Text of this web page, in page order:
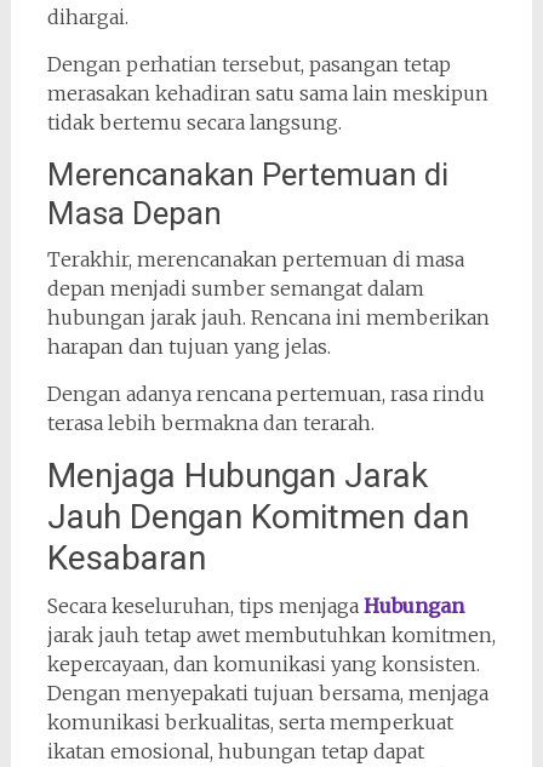
dihargai.
Dengan perhatian tersebut, pasangan tetap
merasakan kehadiran satu sama lain meskipun
tidak bertemu secara langsung.
Merencanakan Pertemuan di
Masa Depan
Terakhir, merencanakan pertemuan di masa
depan menjadi sumber semangat dalam
hubungan jarak jauh. Rencana ini memberikan
harapan dan tujuan yang jelas.
Dengan adanya rencana pertemuan, rasa rindu
terasa lebih bermakna dan terarah.
Menjaga Hubungan Jarak
Jauh Dengan Komitmen dan
Kesabaran
Secara keseluruhan, tips menjaga Hubungan
jarak jauh tetap awet membutuhkan komitmen,
kepercayaan, dan komunikasi yang konsisten.
Dengan menyepakati tujuan bersama, menjaga
komunikasi berkualitas, serta memperkuat
ikatan emosional, hubungan tetap dapat